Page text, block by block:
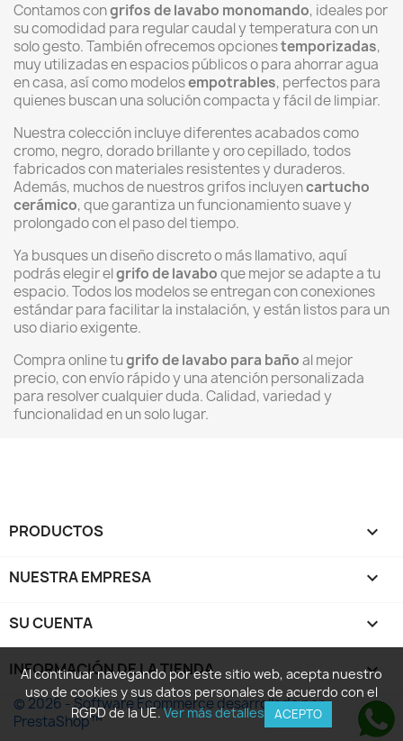
Contamos congrifos de lavabo monomando, ideales por
su comodidad para regular caudal y temperatura con un
solo gesto. También ofrecemos opcionestemporizadas,
muy utilizadas en espacios públicos o para ahorrar agua
en casa, así como modelosempotrables, perfectos para
quienes buscan una solución compacta y fácil de limpiar.
Nuestra colección incluye diferentes acabados como
cromo, negro, dorado brillante y oro cepillado, todos
fabricados con materiales resistentes y duraderos.
Además, muchos de nuestros grifos incluyencartucho
cerámico, que garantiza un funcionamiento suave y
prolongado con el paso del tiempo.
Ya busques un diseño discreto o más llamativo, aquí
podrás elegir elgrifo de lavaboque mejor se adapte a tu
espacio. Todos los modelos se entregan con conexiones
estándar para facilitar la instalación, y están listos para un
uso diario exigente.
Compra online tugrifo de lavabo para bañoal mejor
precio, con envío rápido y una atención personalizada
para resolver cualquier duda. Calidad, variedad y
funcionalidad en un solo lugar.
PRODUCTOS 
NUESTRA EMPRESA 
SU CUENTA 
INFORMACIÓN DE LA TIENDA keyboard_arrow_down
Al continuar navegando por este sitio web, acepta nuestro
uso de cookies y sus datos personales de acuerdo con el
RGPD de la UE. Ver más detalles ACEPTO
© 2026 - Software Ecommerce desarrollado por
PrestaShop™